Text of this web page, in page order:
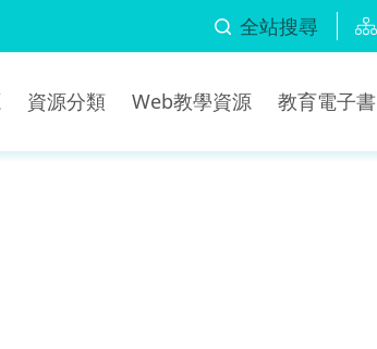
全站搜尋
資源分類 Web教學資源 教育電子書